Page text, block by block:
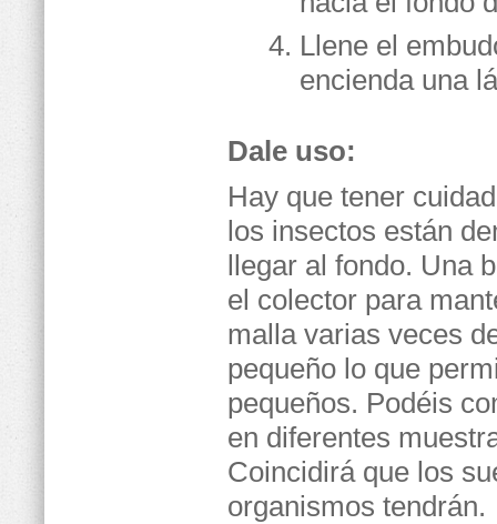
Llene el
encienda una
Dale uso:
Hay que tener
los insectos están
llegar al fondo. Una
el colector para
malla varias veces
pequeño lo que
pequeños. Podéis
en diferentes
Coincidirá que los
organismos tendrán.